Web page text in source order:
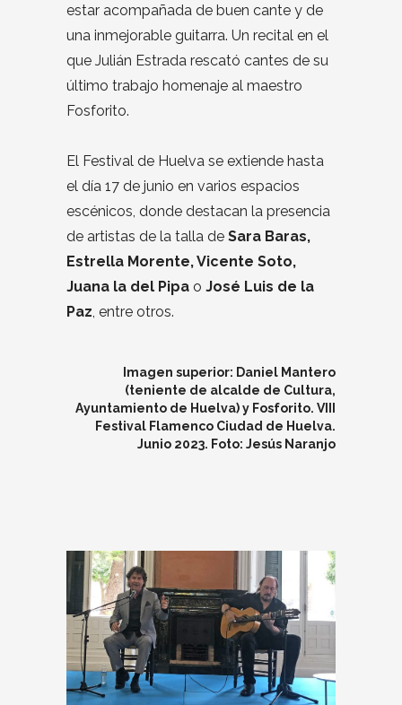
estar acompañada de buen cante y de
una inmejorable guitarra. Un recital en el
que Julián Estrada rescató cantes de su
último trabajo homenaje al maestro
Fosforito.
El Festival de Huelva se extiende hasta
el día 17 de junio en varios espacios
escénicos, donde destacan la presencia
de artistas de la talla de Sara Baras,
Estrella Morente, Vicente Soto,
Juana la del Pipa o José Luis de la
Paz , entre otros.
Imagen superior: Daniel Mantero
(teniente de alcalde de Cultura,
Ayuntamiento de Huelva) y Fosforito. VIII
Festival Flamenco Ciudad de Huelva.
Junio 2023. Foto: Jesús Naranjo